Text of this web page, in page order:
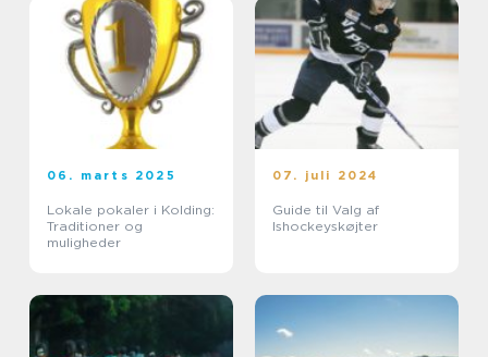
06. marts 2025
Lokale pokaler i Kolding:
Traditioner og
muligheder
07. juli 2024
Guide til Valg af
Ishockeyskøjter